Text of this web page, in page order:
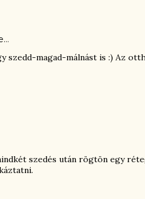
szedd-magad-málnást is :) Az
szedés után rögtön egy